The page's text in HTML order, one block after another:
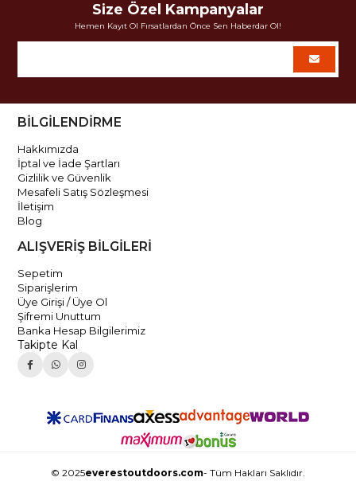
Size Özel Kampanyalar
Hemen Kayıt Ol Fırsatlardan Önce Sen Haberdar Ol!
BİLGİLENDİRME
Hakkımızda
İptal ve İade Şartları
Gizlilik ve Güvenlik
Mesafeli Satış Sözleşmesi
İletişim
Blog
ALIŞVERİŞ BİLGİLERİ
Sepetim
Siparişlerim
Üye Girişi / Üye Ol
Şifremi Unuttum
Banka Hesap Bilgilerimiz
Takipte Kal
© 2025everestoutdoors.com- Tüm Hakları Saklıdır.